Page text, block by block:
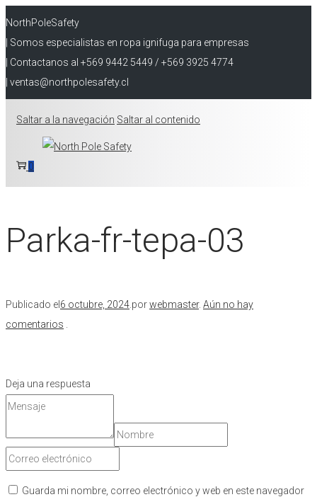
NorthPoleSafety
| Somos especialistas en ropa ignifuga para empresas
| Contactanos al +569 9442 5449 / +569 3925 4774
| ventas@northpolesafety.cl
Saltar a la navegación Saltar al contenido
0
Parka-fr-tepa-03
Publicado el 6 octubre, 2024 porwebmaster. Aún no hay
comentarios
Deja una respuesta
Guarda mi nombre, correo electrónico y web en este navegador